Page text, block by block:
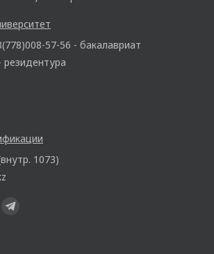
57-56 - бакалавриат
резидентура
1073)